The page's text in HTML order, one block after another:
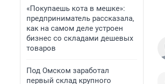
«Покупаешь кота в мешке»:
предприниматель рассказала,
как на самом деле устроен
бизнес со складами дешевых
товаров
Под Омском заработал
первый склад крупного